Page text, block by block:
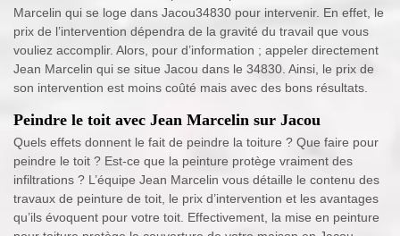
Marcelin qui se loge dans Jacou34830 pour intervenir. En effet, le
prix de l’intervention dépendra de la gravité du travail que vous
vouliez accomplir. Alors, pour d’information ; appeler directement
Jean Marcelin qui se situe Jacou dans le 34830. Ainsi, le prix de
son intervention est moins coûté mais avec des bons résultats.
Peindre le toit avec Jean Marcelin sur Jacou
Quels effets donnent le fait de peindre la toiture ? Que faire pour
peindre le toit ? Est-ce que la peinture protège vraiment des
infiltrations ? L’équipe Jean Marcelin vous détaille le contenu des
travaux de peinture de toit, le prix d’intervention et les avantages
qu’ils évoquent pour votre toit. Effectivement, la mise en peinture